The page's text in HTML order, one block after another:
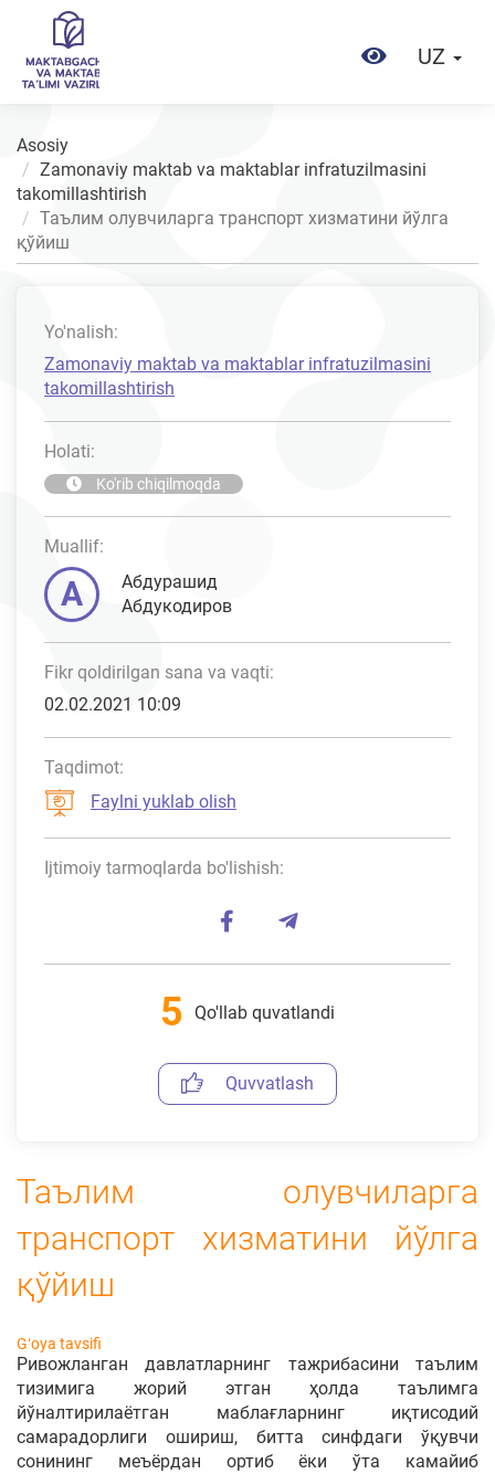
UZ
Asosiy
Zamonaviy maktab va maktablar infratuzilmasini
takomillashtirish
Таълим олувчиларга транспорт хизматини йўлга
қўйиш
Таълим олувчиларга
транспорт хизматини йўлга
қўйиш
Gʻoya tavsifi
Ривожланган давлатларнинг тажрибасини таълим
тизимига жорий этган ҳолда таълимга
йўналтирилаётган маблағларнинг иқтисодий
самарадорлиги ошириш, битта синфдаги ўқувчи
сонининг меъёрдан ортиб ёки ўта камайиб
Yo'nalish:
Zamonaviy maktab va maktablar infratuzilmasini
takomillashtirish
Holati:
Ko'rib chiqilmoqda
Muallif:
А
Абдурашид
Абдукодиров
Fikr qoldirilgan sana va vaqti:
02.02.2021 10:09
Taqdimot:
Faylni yuklab olish
Ijtimoiy tarmoqlarda bo'lishish:
5 Qo'llab quvatlandi
Quvvatlash